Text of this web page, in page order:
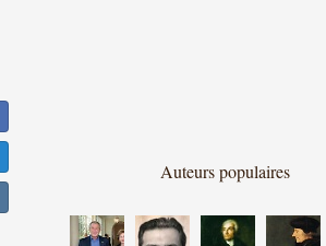
Auteurs populaires